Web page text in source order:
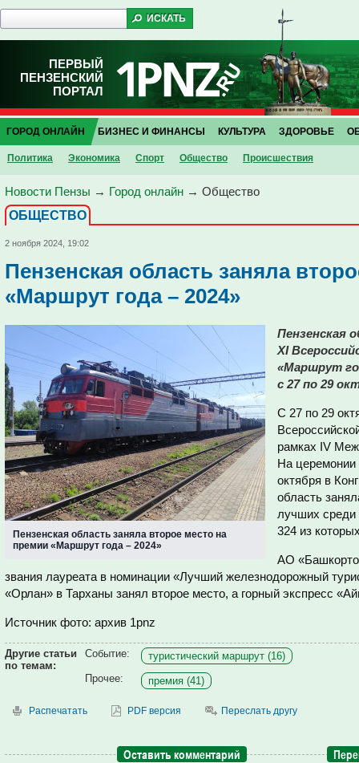
ПЕРВЫЙ
ПЕНЗЕНСКИЙ
ПОРТАЛ
ГОРОД ОНЛАЙН
Политика Экономика Спорт Общество Проиcшествия
БИЗНЕС И ФИНАНСЫ КУЛЬТУРА ЗДОРОВЬЕ
Новости Пензы → Город онлайн → Общество
ОБЩЕСТВО
2 ноября 2024, 19:02
Пензенская область заняла
«Маршрут года – 2024»
Пензенская область заняла второе место на
премии «Маршрут года – 2024»
Пензенская
XI
«Маршрут
с 27 по 29
С 27 по 29
рамках IV
На церемонии
октября в
область
лучших среди
324 из
АО
звания лауреата в номинации «Лучший железнодорожный
«Орлан» в Тарханы занял второе место, а горный экспресс
Источник фото: архив 1pnz
Другие статьи
по темам:
Событие:
туристический маршрут (16)
Прочее:
премия (41)
Распечатать PDF версия Переслать другу
Оставить комментарий